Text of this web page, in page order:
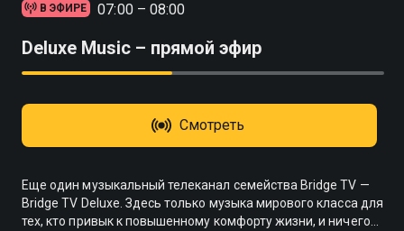
В ЭФИРЕ 07:00 – 08:00
Deluxe Music – прямой эфир
Смотреть
Еще один музыкальный телеканал семейства Bridge TV —
Bridge TV Deluxe. Здесь только музыка мирового класса для
тех, кто привык к повышенному комфорту жизни, и ничего